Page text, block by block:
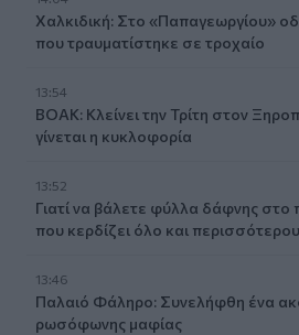
Χαλκιδική: Στο «Παπαγεωργίου»
που τραυματίστηκε σε τροχαίο
13:54
ΒΟΑΚ: Κλείνει την Τρίτη στον
γίνεται η κυκλοφορία
13:52
Γιατί να βάλετε φύλλα δάφνης στο
που κερδίζει όλο και
13:46
Παλαιό Φάληρο: Συνελήφθη ένα
ρωσόφωνης μαφίας